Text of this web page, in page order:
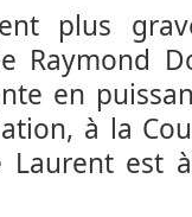
plus
Raymond
en
à la
Laurent est